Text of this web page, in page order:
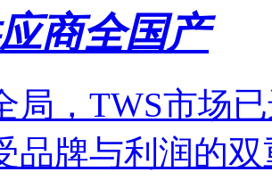
商全国产
局，TWS市场
品牌与利润的